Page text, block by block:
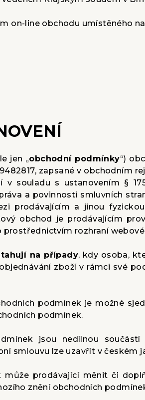
on-line obchodu umístěného
jen „obchodní podmínky“)
zapsané v obchodním
v souladu s ustanovením §
a povinnosti smluvních
prodávajícím a jinou
obchod je prodávajícím
prostřednictvím rozhraní
na případy, kdy osoba,
zboží v rámci své
podmínek je možné
podmínek.
jsou nedílnou
smlouvu lze uzavřít v českém
může prodávající měnit či
znění obchodních